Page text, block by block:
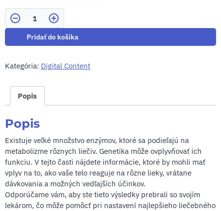
Počet
Pridať do košíka
Kategória: Digital Content
Popis
Popis
Existuje veľké množstvo enzýmov, ktoré sa podieľajú na
metabolizme rôznych liečiv. Genetika môže ovplyvňovať ich
funkciu. V tejto časti nájdete informácie, ktoré by mohli mať
vplyv na to, ako vaše telo reaguje na rôzne lieky, vrátane
dávkovania a možných vedľajších účinkov.
Odporúčame vám, aby ste tieto výsledky prebrali so svojím
lekárom, čo môže pomôcť pri nastavení najlepšieho liečebného